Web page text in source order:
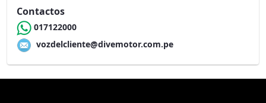
Contactos
017122000
vozdelcliente@divemotor.com.pe